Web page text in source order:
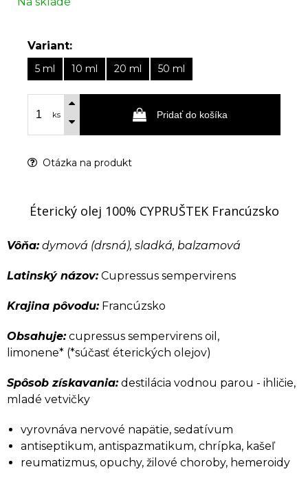
Variant:
5 ml 10 ml 20 ml 50 ml
ks Pridať do košíka
Otázka na produkt
Éterický olej 100% CYPRUŠTEK Francúzsko
Vôňa:dymová (drsná), sladká, balzamová
Latinský názov:Cupressus sempervirens
Krajina pôvodu:Francúzsko
Obsahuje: cupressus sempervirens oil,
limonene* (*súčasť éterických olejov)
Spôsob získavania:destilácia vodnou parou - ihličie,
mladé vetvičky
vyrovnáva nervové napätie, sedatívum
antiseptikum, antispazmatikum, chrípka, kašeľ
reumatizmus, opuchy, žilové choroby, hemeroidy